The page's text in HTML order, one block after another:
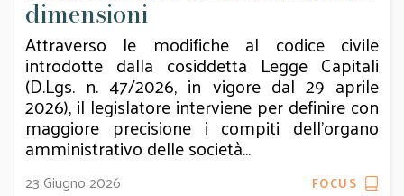
dimensioni
Attraverso le modifiche al codice civile
introdotte dalla cosiddetta Legge Capitali
(D.Lgs. n. 47/2026, in vigore dal 29 aprile
2026), il legislatore interviene per definire con
maggiore precisione i compiti dell’organo
amministrativo delle società...
23 Giugno 2026 FOCUS